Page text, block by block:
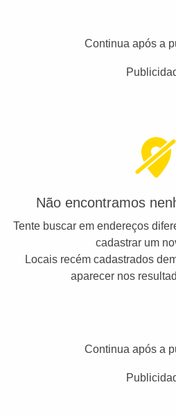
Continua após a
Não encontramos
Tente buscar em endereços
cadastrar um
Locais recém cadastrados
aparecer nos
Continua após a